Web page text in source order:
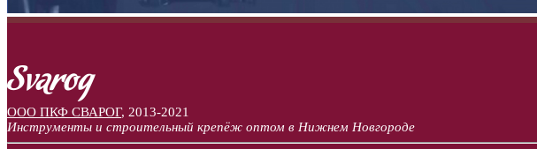
ООО ПКФ СВАРОГ, 2013-2021
Инструменты и строительный крепёж оптом в Нижнем Новгороде